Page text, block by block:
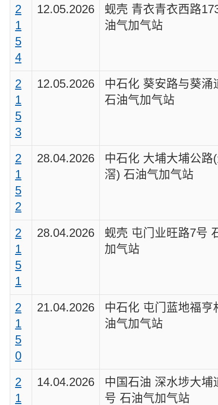
2
1
5
4
12.05.2026
蚬壳 青衣青衣西路
油气加气站
2
1
5
3
12.05.2026
中石化 葵安路与葵涌
石油气加气站
2
1
5
2
28.04.2026
中石化 大埔大埔公路
滘) 石油气加气站
2
1
5
1
28.04.2026
蚬壳 屯门业旺路7号
加气站
2
1
5
0
21.04.2026
中石化 屯门蓝地福亨
油气加气站
2
1
14.04.2026
中国石油 深水埗大埔
号 石油气加气站